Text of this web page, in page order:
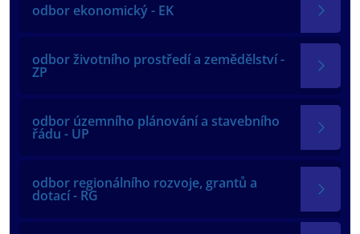
odbor ekonomický - EK
odbor životního prostředí a zemědělství -
ZP
odbor územního plánování a stavebního
řádu - UP
odbor regionálního rozvoje, grantů a
dotací - RG